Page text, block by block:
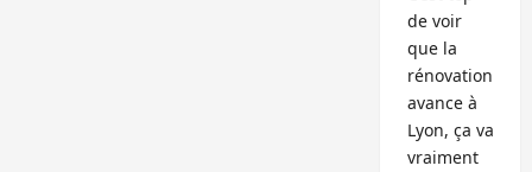
de voir
que la
rénovation
avance à
Lyon, ça va
vraiment